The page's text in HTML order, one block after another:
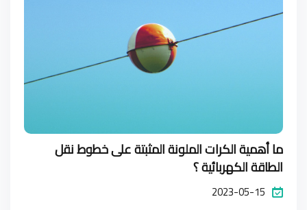
ما أهمية الكرات الملونة المثبتة على خطوط نقل
الطاقة الكهربائية ؟
2023-05-15